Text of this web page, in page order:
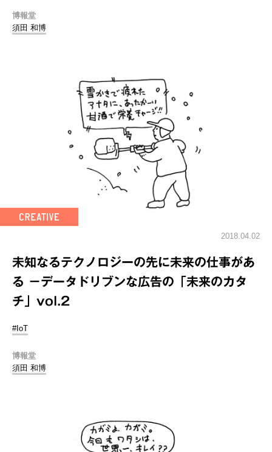
博報堂
須田 和博
2018.04.02
未知なるテクノロジーの先に未来の仕事があ
る －データドリブンな広告の「未来のカタ
チ」vol.2
#IoT
博報堂
須田 和博